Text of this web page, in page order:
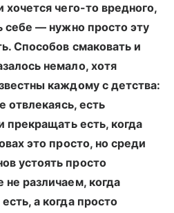
чего-то вредного,
себе — нужно просто эту
Способов смаковать и
немало, хотя
каждому с детства:
отвлекаясь, есть
прекращать есть, когда
это просто, но среди
устоять просто
различаем, когда
а когда просто